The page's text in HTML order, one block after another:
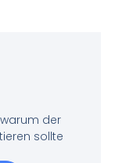
der
sollte